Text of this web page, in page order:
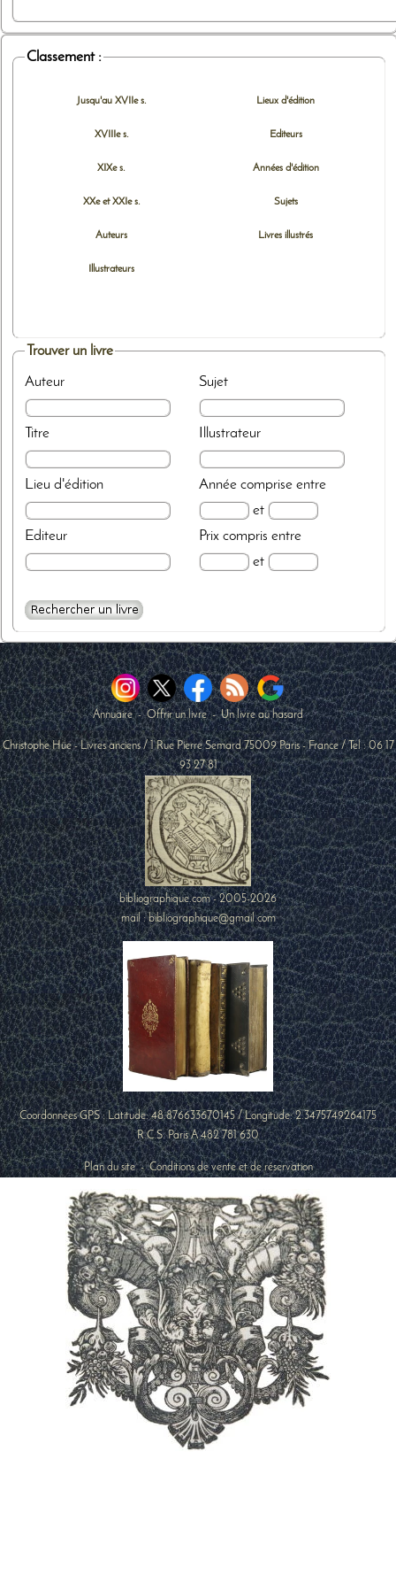
Classement :
Jusqu'au XVIIe s.
XVIIIe s.
XIXe s.
XXe et XXIe s.
Auteurs
Illustrateurs
Lieux d'édition
Editeurs
Années d'édition
Sujets
Livres illustrés
Trouver un livre
Auteur
Titre
Lieu d'édition
Editeur
Sujet
Illustrateur
Annéecomprise entre
et
Prixcompris entre
et
Annuaire-Offrir un livre-Un livre au hasard
Christophe Hüe - Livres anciens /1 Rue Pierre Semard 75009 Paris-France / Tel :06 17
93 27 81
bibliographique.com - 2005-2026
mail : bibliographique@gmail.com
Coordonnées GPS : Latitude:48.876633670145/ Longitude:2.3475749264175
R.C.S. Paris A 482 781 630
Plan du site-Conditions de vente et de réservation